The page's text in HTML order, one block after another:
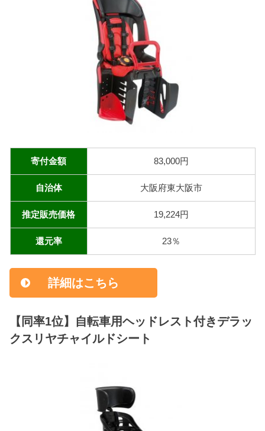
寄付金額 83,000円
自治体 大阪府東大阪市
推定販売価格 19,224円
還元率 23％
詳細はこちら
【同率1位】自転車用ヘッドレスト付きデラッ
クスリヤチャイルドシート